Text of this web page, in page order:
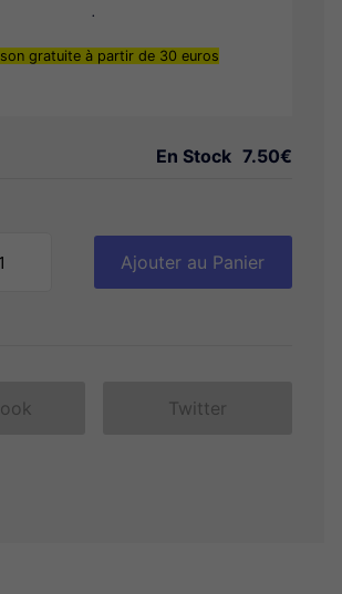
.
gratuite à partir de 30 euros
En Stock 7.50€
Ajouter au Panier
Twitter